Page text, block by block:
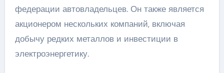
федерации автовладельцев. Он также является
акционером нескольких компаний, включая
добычу редких металлов и инвестиции в
электроэнергетику.